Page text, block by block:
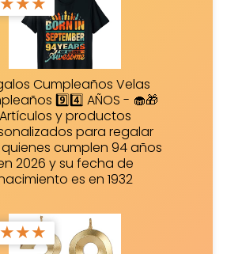
Cumpleaños Velas
9️⃣4️⃣ AÑOS - 🧁🎁
Artículos y productos
para regalar
cumplen 94 años
2026 y su fecha de
es en 1932
★★★